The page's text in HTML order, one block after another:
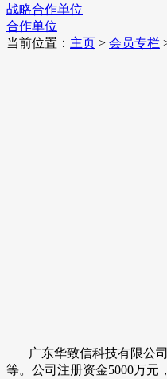
战略合作单位
合作单位
当前位置： 主页 > 会员专栏
广东华致信科技有限公司
等。公司注册资金5000万元